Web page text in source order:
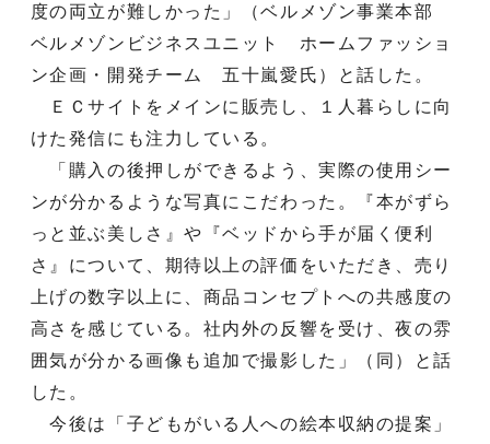
度の両立が難しかった」（ベルメゾン事業本部
ベルメゾンビジネスユニット ホームファッショ
ン企画・開発チーム 五十嵐愛氏）と話した。
ＥＣサイトをメインに販売し、１人暮らしに向
けた発信にも注力している。
「購入の後押しができるよう、実際の使用シー
ンが分かるような写真にこだわった。『本がずら
っと並ぶ美しさ』や『ベッドから手が届く便利
さ』について、期待以上の評価をいただき、売り
上げの数字以上に、商品コンセプトへの共感度の
高さを感じている。社内外の反響を受け、夜の雰
囲気が分かる画像も追加で撮影した」（同）と話
した。
今後は「子どもがいる人への絵本収納の提案」